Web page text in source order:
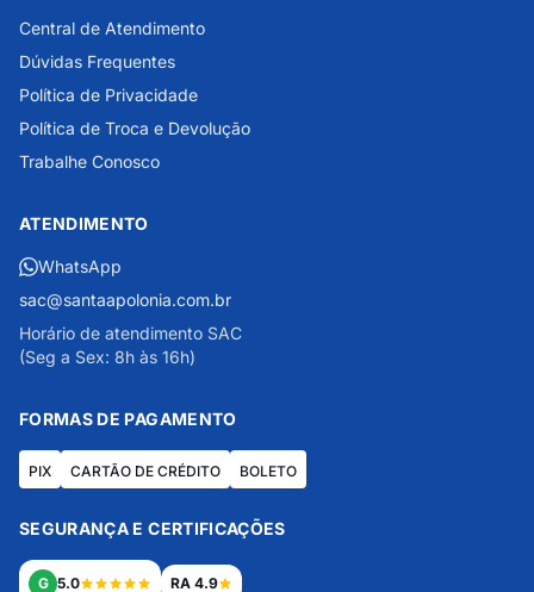
Central de Atendimento
Dúvidas Frequentes
Política de Privacidade
Política de Troca e Devolução
Trabalhe Conosco
ATENDIMENTO
WhatsApp
sac@santaapolonia.com.br
Horário de atendimento SAC
(Seg a Sex: 8h às 16h)
FORMAS DE PAGAMENTO
PIX CARTÃO DE CRÉDITO BOLETO
SEGURANÇA E CERTIFICAÇÕES
G 5.0 RA 4.9